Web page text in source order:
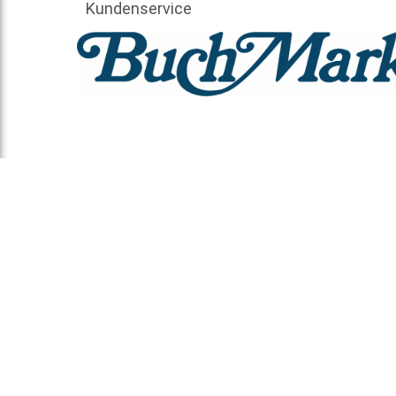
Kundenservice